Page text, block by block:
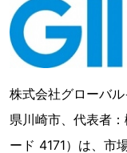
株式会社グローバ
県川崎市、代表者
ード 4171）は、市